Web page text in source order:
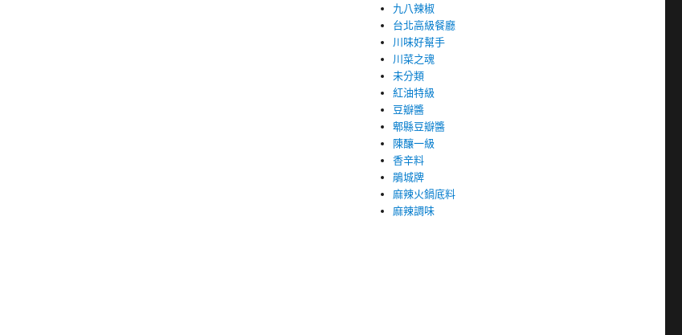
九八辣椒
台北高級餐廳
川味好幫手
川菜之魂
未分類
紅油特級
豆瓣醬
郫縣豆瓣醬
陳釀一級
香辛料
鵑城牌
麻辣火鍋底料
麻辣調味